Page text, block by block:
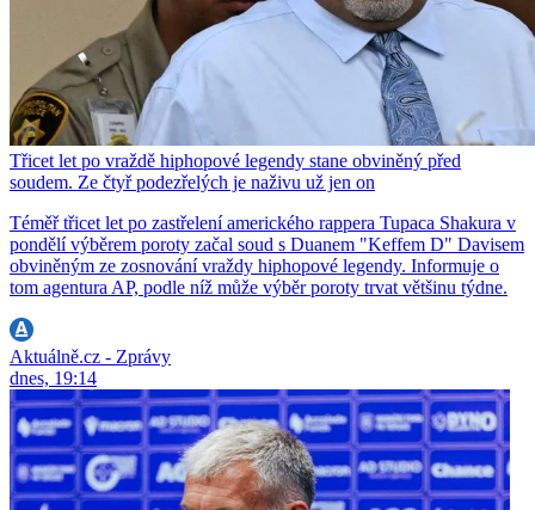
Třicet let po vraždě hiphopové legendy stane obviněný před
soudem. Ze čtyř podezřelých je naživu už jen on
Téměř třicet let po zastřelení amerického rappera Tupaca Shakura v
pondělí výběrem poroty začal soud s Duanem "Keffem D" Davisem
obviněným ze zosnování vraždy hiphopové legendy. Informuje o
tom agentura AP, podle níž může výběr poroty trvat většinu týdne.
Aktuálně.cz - Zprávy
dnes, 19:14